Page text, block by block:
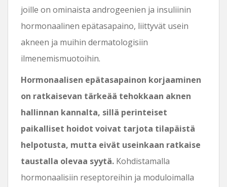
joille on ominaista androgeenien ja insuliinin
hormonaalinen epätasapaino, liittyvät usein
akneen ja muihin dermatologisiin
ilmenemismuotoihin.
Hormonaalisen epätasapainon korjaaminen
on ratkaisevan tärkeää tehokkaan aknen
hallinnan kannalta, sillä perinteiset
paikalliset hoidot voivat tarjota tilapäistä
helpotusta, mutta eivät useinkaan ratkaise
taustalla olevaa syytä. Kohdistamalla
hormonaalisiin reseptoreihin ja moduloimalla